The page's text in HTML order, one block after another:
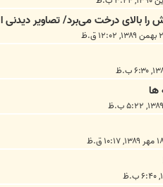
بالای درخت می‌برد/ تصاویر دیدنی ا
ها